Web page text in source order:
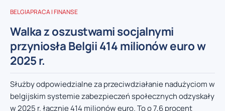
BELGIAPRACA I FINANSE
Walka z oszustwami socjalnymi
przyniosła Belgii 414 milionów euro w
2025 r.
Służby odpowiedzialne za przeciwdziałanie nadużyciom w
belgijskim systemie zabezpieczeń społecznych odzyskały
w 2025 r. łącznie 414 milionów euro. To o 7,6 procent